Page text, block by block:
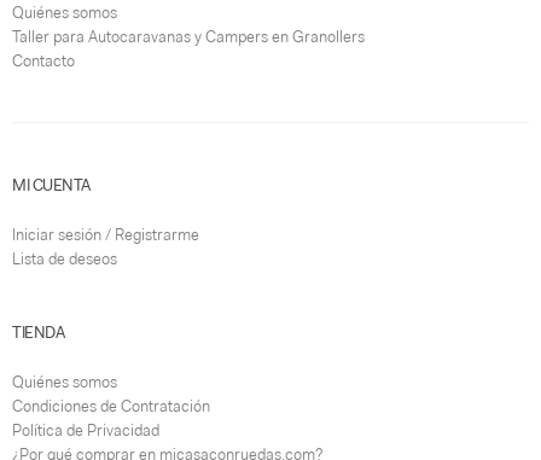
Quiénes somos
Taller para Autocaravanas y Campers en Granollers
Contacto
MI CUENTA
Iniciar sesión / Registrarme
Lista de deseos
TIENDA
Quiénes somos
Condiciones de Contratación
Política de Privacidad
¿Por qué comprar en micasaconruedas.com?